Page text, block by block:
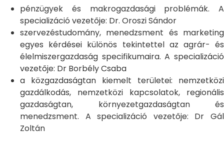
pénzügyek és makrogazdasági problémák. A
specializáció vezetője: Dr. Oroszi Sándor
szervezéstudomány, menedzsment és marketing
egyes kérdései különös tekintettel az agrár- és
élelmiszergazdaság specifikumaira. A specializáció
vezetője: Dr Borbély Csaba
a közgazdaságtan kiemelt területei: nemzetközi
gazdálkodás, nemzetközi kapcsolatok, regionális
gazdaságtan, környezetgazdaságtan és
menedzsment. A specializáció vezetője: Dr Gál
Zoltán